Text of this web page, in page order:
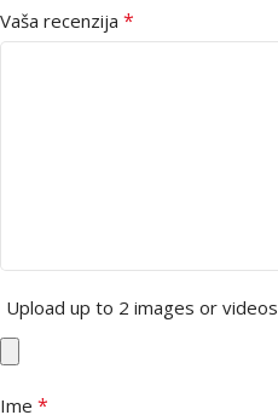
Vaša recenzija *
Upload up to 2 images or videos
Ime *